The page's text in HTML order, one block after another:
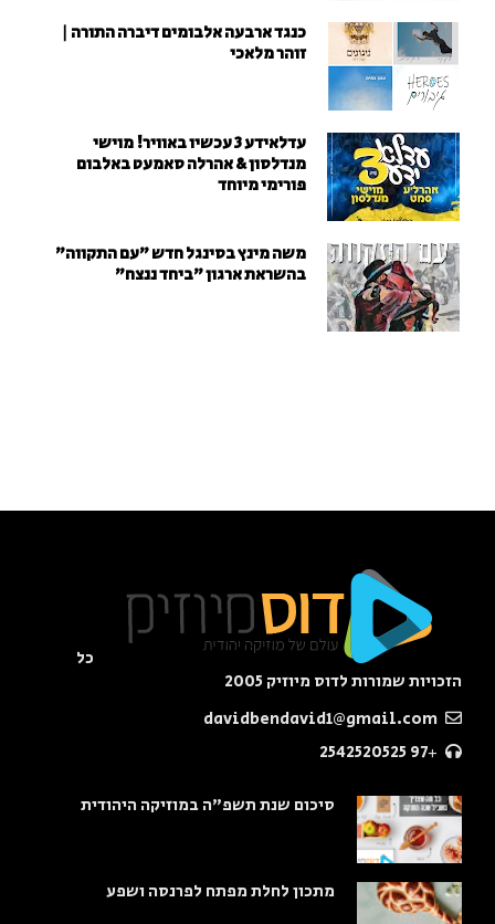
כנגד ארבעה אלבומים דיברה התורה |
זוהר מלאכי
עדלאידע 3 עכשיו באוויר! מוישי
מנדלסון & אהרלה סאמעט באלבום
פורימי מיוחד
משה מינץ בסינגל חדש ״עם התקווה״
בהשראת ארגון "ביחד ננצח"
כל
הזכויות שמורות לדוס מיוזיק 2005
+97 2542520525
סיכום שנת תשפ"ה במוזיקה היהודית
מתכון לחלת מפתח לפרנסה ושפע